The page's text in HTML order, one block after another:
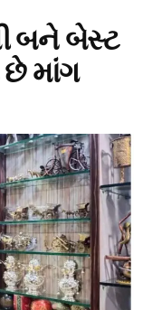
બને બેસ્ટ
માંગ